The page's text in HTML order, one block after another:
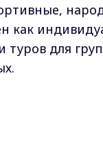
как
для